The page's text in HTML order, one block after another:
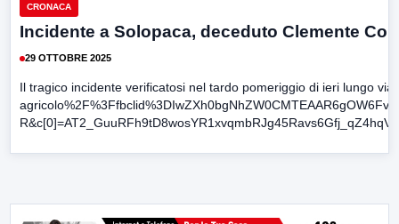
CRONACA
Incidente a Solopaca, deceduto Clemente
29 OTTOBRE 2025
Il tragico incidente verificatosi nel tardo pomeriggio di ieri lungo